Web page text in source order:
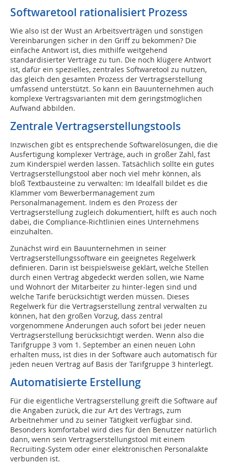
Softwaretool rationalisiert Prozess
Wie also ist der Wust an Arbeitsverträgen und sonstigen
Vereinbarungen sicher in den Griff zu bekommen? Die
einfache Antwort ist, dies mithilfe weitgehend
standardisierter Verträge zu tun. Die noch klügere Antwort
ist, dafür ein spezielles, zentrales Softwaretool zu nutzen,
das gleich den gesamten Prozess der Vertragserstellung
umfassend unterstützt. So kann ein Bauunternehmen auch
komplexe Vertragsvarianten mit dem geringstmöglichen
Aufwand abbilden.
Zentrale Vertragserstellungstools
Inzwischen gibt es entsprechende Softwarelösungen, die die
Ausfertigung komplexer Verträge, auch in großer Zahl, fast
zum Kinderspiel werden lassen. Tatsächlich sollte ein gutes
Vertragserstellungstool aber noch viel mehr können, als
bloß Textbausteine zu verwalten: Im Idealfall bildet es die
Klammer vom Bewerbermanagement zum
Personalmanagement. Indem es den Prozess der
Vertragserstellung zugleich dokumentiert, hilft es auch noch
dabei, die Compliance-Richtlinien eines Unternehmens
einzuhalten.
Zunächst wird ein Bauunternehmen in seiner
Vertragserstellungssoftware ein geeignetes Regelwerk
definieren. Darin ist beispielsweise geklärt, welche Stellen
durch einen Vertrag abgedeckt werden sollen, wie Name
und Wohnort der Mitarbeiter zu hinter-legen sind und
welche Tarife berücksichtigt werden müssen. Dieses
Regelwerk für die Vertragserstellung zentral verwalten zu
können, hat den großen Vorzug, dass zentral
vorgenommene Änderungen auch sofort bei jeder neuen
Vertragserstellung berücksichtigt werden. Wenn also die
Tarifgruppe 3 vom 1. September an einen neuen Lohn
erhalten muss, ist dies in der Software auch automatisch für
jeden neuen Vertrag auf Basis der Tarifgruppe 3 hinterlegt.
Automatisierte Erstellung
Für die eigentliche Vertragserstellung greift die Software auf
die Angaben zurück, die zur Art des Vertrags, zum
Arbeitnehmer und zu seiner Tätigkeit verfügbar sind.
Besonders komfortabel wird dies für den Benutzer natürlich
dann, wenn sein Vertragserstellungstool mit einem
Recruiting-System oder einer elektronischen Personalakte
verbunden ist.